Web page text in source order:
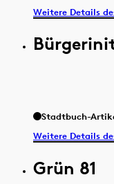
Weitere Details
Stadtbuch-
Weitere Details
Grün 81